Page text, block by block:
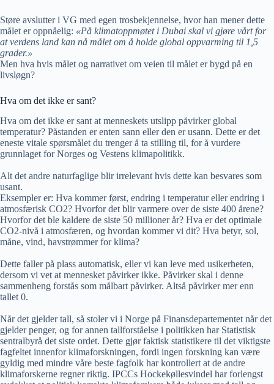
Støre avslutter i VG med egen trosbekjennelse, hvor han mener dette
målet er oppnåelig: «På klimatoppmøtet i Dubai skal vi gjøre vårt for
at verdens land kan nå målet om å holde global oppvarming til 1,5
grader.»
Men hva hvis målet og narrativet om veien til målet er bygd på en
livsløgn?
Hva om det ikke er sant?
Hva om det ikke er sant at menneskets utslipp påvirker global
temperatur? Påstanden er enten sann eller den er usann. Dette er det
eneste vitale spørsmålet du trenger å ta stilling til, for å vurdere
grunnlaget for Norges og Vestens klimapolitikk.
Alt det andre naturfaglige blir irrelevant hvis dette kan besvares som
usant.
Eksempler er: Hva kommer først, endring i temperatur eller endring i
atmosfærisk CO2? Hvorfor det blir varmere over de siste 400 årene?
Hvorfor det ble kaldere de siste 50 millioner år? Hva er det optimale
CO2-nivå i atmosfæren, og hvordan kommer vi dit? Hva betyr, sol,
måne, vind, havstrømmer for klima?
Dette faller på plass automatisk, eller vi kan leve med usikerheten,
dersom vi vet at mennesket påvirker ikke. Påvirker skal i denne
sammenheng forstås som målbart påvirker. Altså påvirker mer enn
tallet 0.
Når det gjelder tall, så stoler vi i Norge på Finansdepartementet når det
gjelder penger, og for annen tallforståelse i politikken har Statistisk
sentralbyrå det siste ordet. Dette gjør faktisk statistikere til det viktigste
fagfeltet innenfor klimaforskningen, fordi ingen forskning kan være
gyldig med mindre våre beste fagfolk har kontrollert at de andre
klimaforskerne regner riktig. IPCCs Hockekøllesvindel har forlengst